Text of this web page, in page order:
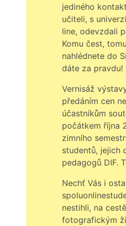
jediného
učiteli, s
line, odevzdali
Komu čest,
nahlédnete do
dáte za pravdu!
Vernisáž
předáním cen
účastníkům
počátkem října
zimního
studentů, jejich
pedagogů DIF.
Nechť Vás i
nestihli, na
fotografickým